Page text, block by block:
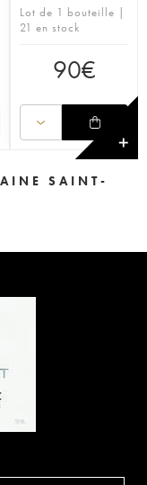
Lot de 1 bouteille |
21 en stock
90€
✕
SAINT-